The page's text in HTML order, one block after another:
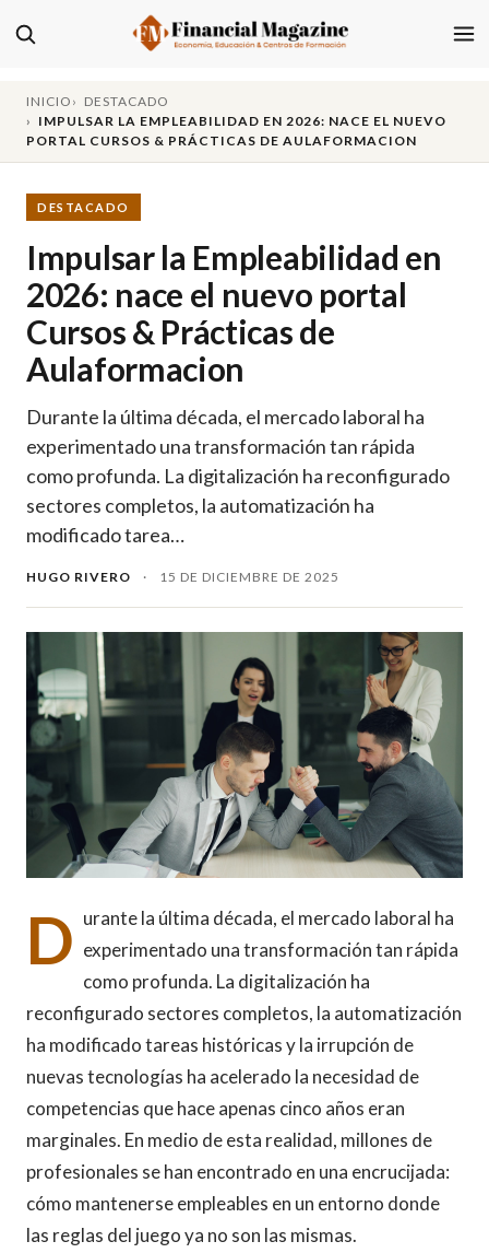
INICIO
DESTACADO
IMPULSAR LA EMPLEABILIDAD EN 2026: NACE EL NUEVO
PORTAL CURSOS & PRÁCTICAS DE AULAFORMACION
DESTACADO
Impulsar la Empleabilidad en
2026: nace el nuevo portal
Cursos & Prácticas de
Aulaformacion
Durante la última década, el mercado laboral ha
experimentado una transformación tan rápida
como profunda. La digitalización ha reconfigurado
sectores completos, la automatización ha
modificado tarea…
HUGO RIVERO · 15 DE DICIEMBRE DE 2025
D urante la última década, el mercado laboral ha
experimentado una transformación tan rápida
como profunda. La digitalización ha
reconfigurado sectores completos, la automatización
ha modificado tareas históricas y la irrupción de
nuevas tecnologías ha acelerado la necesidad de
competencias que hace apenas cinco años eran
marginales. En medio de esta realidad, millones de
profesionales se han encontrado en una encrucijada:
cómo mantenerse empleables en un entorno donde
las reglas del juego ya no son las mismas.